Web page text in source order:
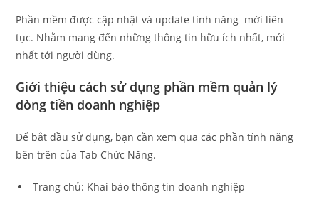
Phần mềm được cập nhật và update tính năng mới liên
tục. Nhằm mang đến những thông tin hữu ích nhất, mới
nhất tới người dùng.
Giới thiệu cách sử dụng phần mềm quản lý
dòng tiền doanh nghiệp
Để bắt đầu sử dụng, bạn cần xem qua các phần tính năng
bên trên của Tab Chức Năng.
Trang chủ: Khai báo thông tin doanh nghiệp